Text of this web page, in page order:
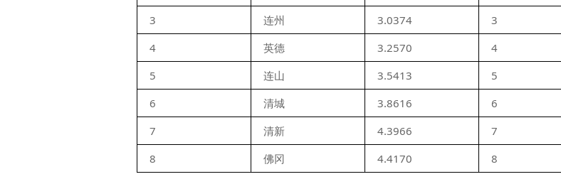
3
连州 3.0374 3
4
英德 3.2570 4
5
连山 3.5413 5
6
清城 3.8616 6
7
清新 4.3966 7
8
佛冈 4.4170 8